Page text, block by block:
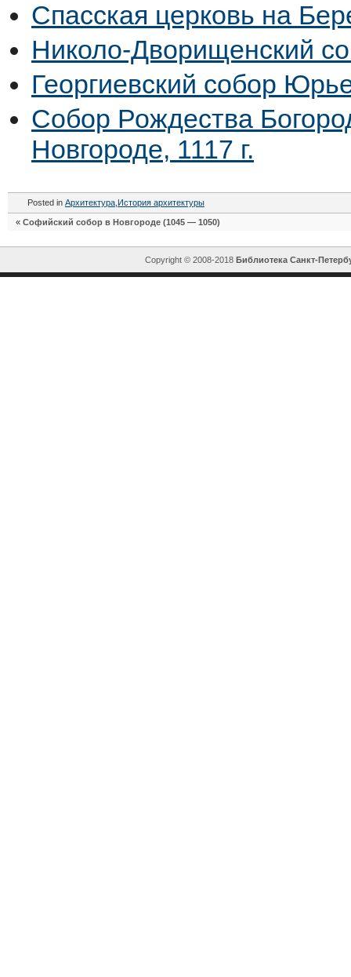
Спасская церковь на
Николо-Дворищенский
Георгиевский собор
Собор Рождества
Новгороде, 1117 г.
Posted in Архитектура История архитектуры
« Софийский собор в Новгороде (1045 — 1050)
Copyright © 2008-2018 Библиотека Санкт-